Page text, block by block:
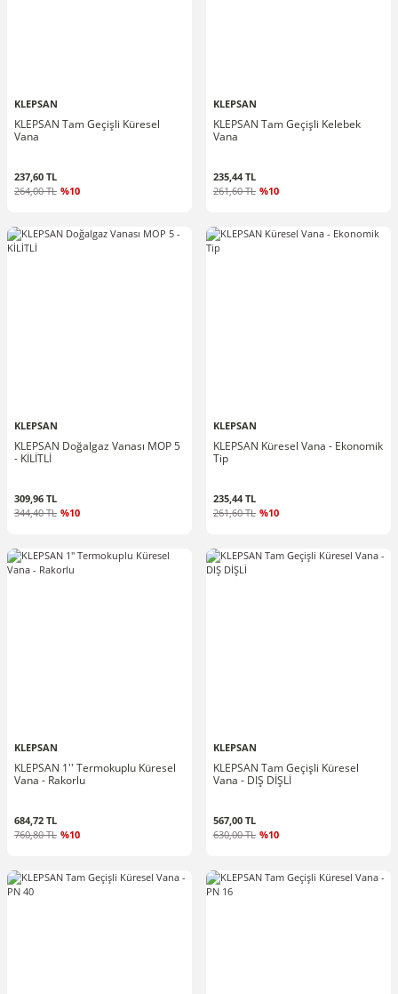
KLEPSAN
KLEPSAN Tam Geçişli Küresel
Vana
237,60 TL
264,00 TL %10
KLEPSAN
KLEPSAN Tam Geçişli Kelebek
Vana
235,44 TL
261,60 TL %10
KLEPSAN
KLEPSAN Doğalgaz Vanası MOP 5
- KİLİTLİ
309,96 TL
344,40 TL %10
KLEPSAN
KLEPSAN Küresel Vana - Ekonomik
Tip
235,44 TL
261,60 TL %10
KLEPSAN
KLEPSAN 1'' Termokuplu Küresel
Vana - Rakorlu
684,72 TL
760,80 TL %10
KLEPSAN
KLEPSAN Tam Geçişli Küresel
Vana - DIŞ DİŞLİ
567,00 TL
630,00 TL %10